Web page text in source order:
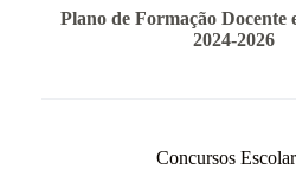
Plano de Formação Docente
2024-2026
Concursos